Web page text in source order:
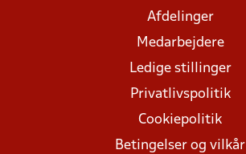
Afdelinger
Medarbejdere
Ledige stillinger
Privatlivspolitik
Cookiepolitik
Betingelser og vilkår